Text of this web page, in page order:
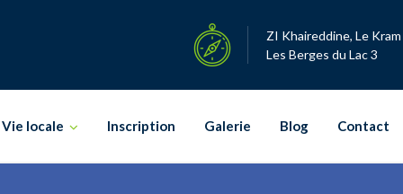
ZI Khaireddine, Le Kram
Les Berges du Lac 3
Vie locale Inscription Galerie Blog Contact